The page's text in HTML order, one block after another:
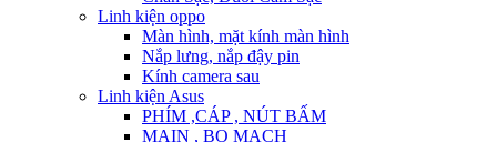
Linh kiện oppo
Màn hình, mặt kính màn hình
Nắp lưng, nắp đậy pin
Kính camera sau
Linh kiện Asus
PHÍM ,CÁP , NÚT BẤM
MAIN , BO MẠCH